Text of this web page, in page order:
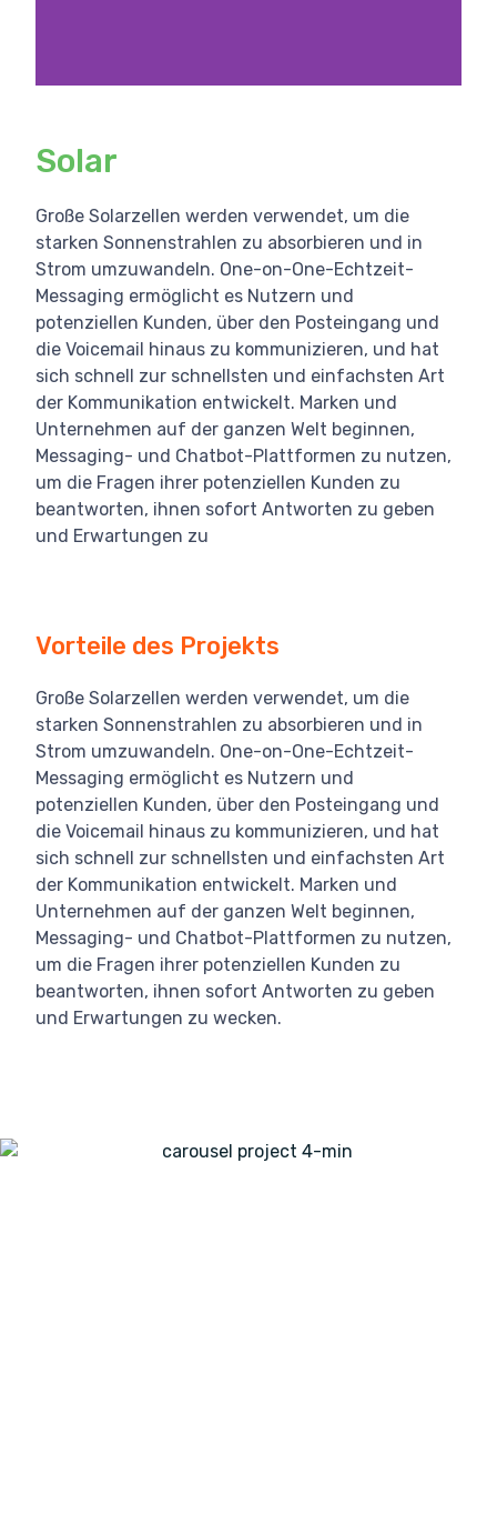
Solar
Große Solarzellen werden verwendet, um die
starken Sonnenstrahlen zu absorbieren und in
Strom umzuwandeln. One-on-One-Echtzeit-
Messaging ermöglicht es Nutzern und
potenziellen Kunden, über den Posteingang und
die Voicemail hinaus zu kommunizieren, und hat
sich schnell zur schnellsten und einfachsten Art
der Kommunikation entwickelt. Marken und
Unternehmen auf der ganzen Welt beginnen,
Messaging- und Chatbot-Plattformen zu nutzen,
um die Fragen ihrer potenziellen Kunden zu
beantworten, ihnen sofort Antworten zu geben
und Erwartungen zu
Vorteile des Projekts
Große Solarzellen werden verwendet, um die
starken Sonnenstrahlen zu absorbieren und in
Strom umzuwandeln. One-on-One-Echtzeit-
Messaging ermöglicht es Nutzern und
potenziellen Kunden, über den Posteingang und
die Voicemail hinaus zu kommunizieren, und hat
sich schnell zur schnellsten und einfachsten Art
der Kommunikation entwickelt. Marken und
Unternehmen auf der ganzen Welt beginnen,
Messaging- und Chatbot-Plattformen zu nutzen,
um die Fragen ihrer potenziellen Kunden zu
beantworten, ihnen sofort Antworten zu geben
und Erwartungen zu wecken.